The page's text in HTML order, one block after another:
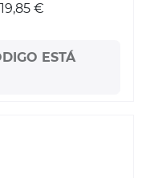
19,85 €
ESTÁ